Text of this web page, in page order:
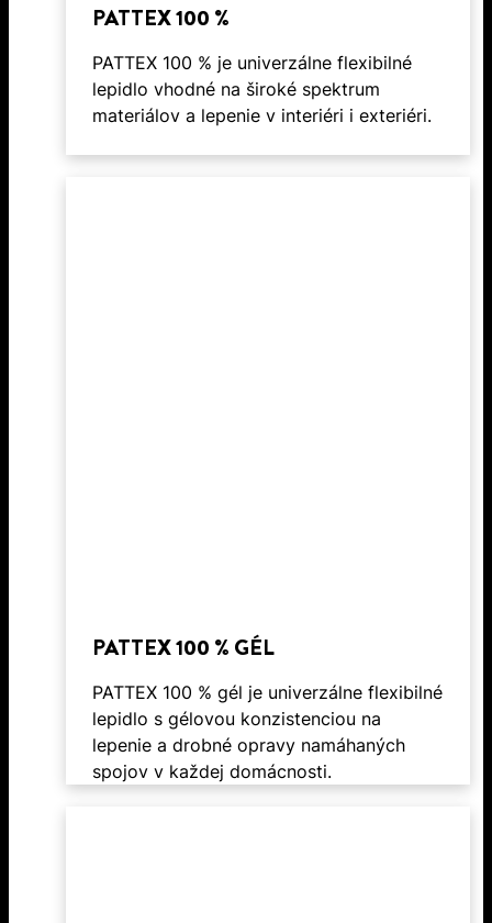
PATTEX 100 %
PATTEX 100 % je univerzálne flexibilné
lepidlo vhodné na široké spektrum
materiálov a lepenie v interiéri i exteriéri.
PATTEX 100 % GÉL
PATTEX 100 % gél je univerzálne flexibilné
lepidlo s gélovou konzistenciou na
lepenie a drobné opravy namáhaných
spojov v každej domácnosti.